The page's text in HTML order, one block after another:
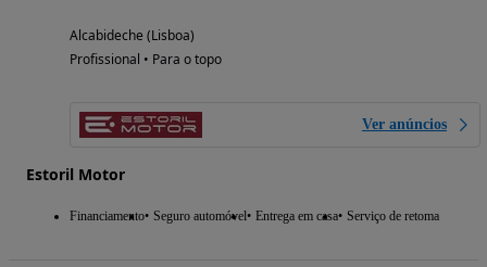
Alcabideche (Lisboa)
Profissional • Para o topo
Ver anúncios
Estoril Motor
Financiamento Seguro automóvel Entrega em casa Serviço de retoma